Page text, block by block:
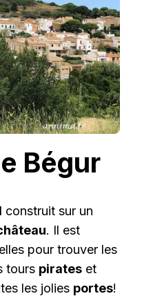
Bégur
construit sur un
. Il est
pour trouver les
tours pirates et
les jolies portes!